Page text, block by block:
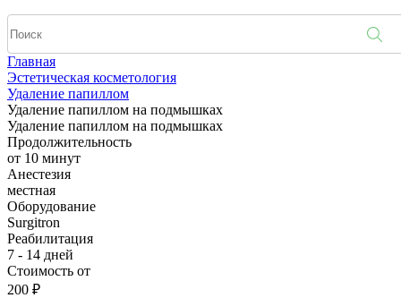
Главная
Эстетическая косметология
Удаление папиллом
Удаление папиллом на подмышках
Удаление папиллом на подмышках
Продолжительность
от 10 минут
Анестезия
местная
Оборудование
Surgitron
Реабилитация
7 - 14 дней
Стоимость от
200 ₽